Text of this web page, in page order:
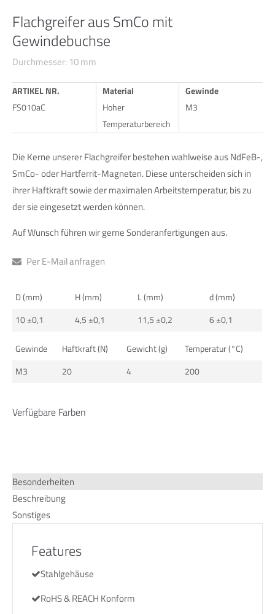
Mon - Fri 8:00am - 5:00pm(GMT +1)
Get in touch
Cybersteel Inc.
376-293 City Road, Suite 600
San Francisco, CA 94102
Have any questions?
Drop us a line
info@yourdomain.com
Aenean commodo ligula eget dolor. Aenean massa. Cum
nascetur ridiculus mus. Donec quam felis, ultricies nec.
Flachgreifer aus SmCo mit
Gewindebuchse
Durchmesser: 10 mm
ARTIKEL NR.
FS010aC
Material
Hoher
Temperaturbereich
Gewinde
M3
Die Kerne unserer Flachgreifer bestehen wahlweise aus NdFeB-,
SmCo- oder Hartferrit-Magneten. Diese unterscheiden sich in
ihrer Haftkraft sowie der maximalen Arbeitstemperatur, bis zu
der sie eingesetzt werden können.
Auf Wunsch führen wir gerne Sonderanfertigungen aus.
Per E-Mail anfragen
D (mm) H (mm) L (mm)
d (mm)
10 ±0,1
4,5 ±0,1 11,5 ±0,2 6 ±0,1
Gewinde Haftkraft (N) Gewicht (g)
Temperatur (°C)
M3
20 4 200
Verfügbare Farben
Besonderheiten
Beschreibung
Sonstiges
Features
Stahlgehäuse
RoHS & REACH Konform